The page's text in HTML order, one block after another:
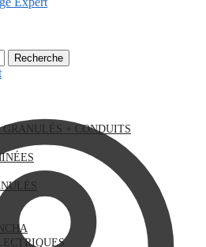
Recherche
Recherche
+ CONDUITS